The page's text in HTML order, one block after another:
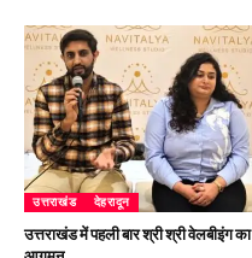
उत्तराखंड देहरादून
उत्तराखंड में पहली बार श्री श्री वेलबीइंग का